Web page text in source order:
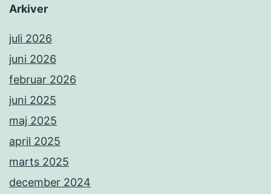
Arkiver
juli 2026
juni 2026
februar 2026
juni 2025
maj 2025
april 2025
marts 2025
december 2024